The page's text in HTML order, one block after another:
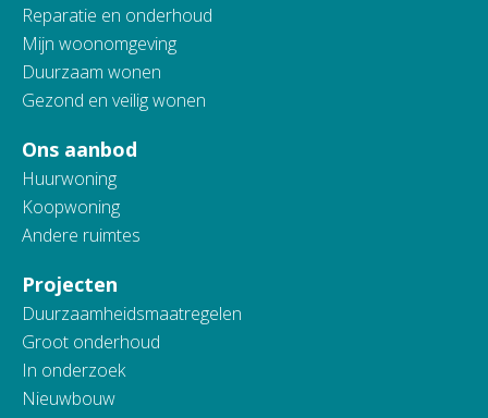
Reparatie en onderhoud
Mijn woonomgeving
Duurzaam wonen
Gezond en veilig wonen
Ons aanbod
Huurwoning
Koopwoning
Andere ruimtes
Projecten
Duurzaamheidsmaatregelen
Groot onderhoud
In onderzoek
Nieuwbouw